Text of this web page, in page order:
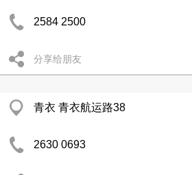
2584 2500
分享给朋友
青衣 青衣航运路38
2630 0693